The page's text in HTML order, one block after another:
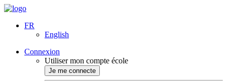
FR
English
Connexion
Utiliser mon compte école
Je me connecte